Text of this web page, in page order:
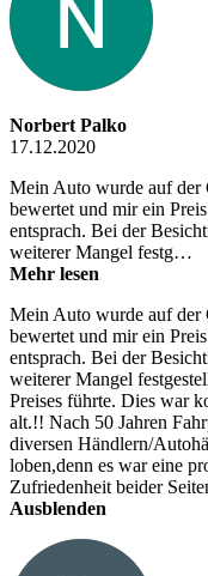
Norbert Palko
17.12.2020
Mein Auto wurde auf der
bewertet und mir ein
entsprach. Bei der
weiterer Mangel festg…
Mehr lesen
Mein Auto wurde auf der
bewertet und mir ein
entsprach. Bei der
weiterer Mangel
Preises führte. Dies war
alt.!! Nach 50 Jahren
diversen Händlern/
loben,denn es war eine
Zufriedenheit beider
Ausblenden